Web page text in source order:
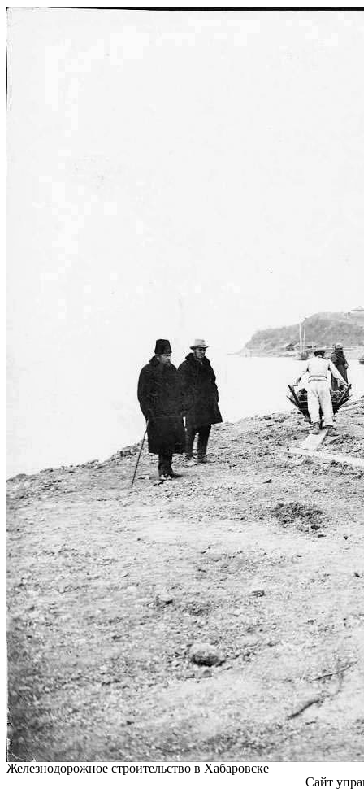
Железнодорожное строительство в Хабаровске
Сайт